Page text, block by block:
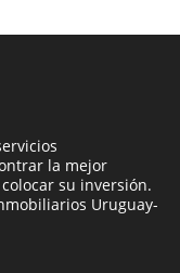
la mejor
su inversión.
Uruguay-